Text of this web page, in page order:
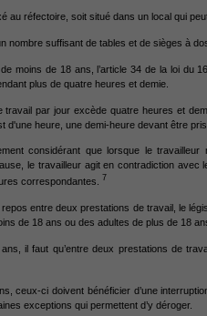
au réfectoire, soit situé dans un local qui
nombre suffisant de tables et de sièges à
de moins de 18 ans, l’article 34 de la loi du
plus de quatre heures et demie.
travail par jour excède quatre heures et
heure, une demi-heure devant être
considérant que lorsque le
le travailleur agit en contradiction avec
correspondantes.
7
entre deux prestations de travail, le
de 18 ans ou des adultes de plus de 18
il faut qu’entre deux prestations de
ceux-ci doivent bénéficier d’une
exceptions qui permettent d’y déroger.